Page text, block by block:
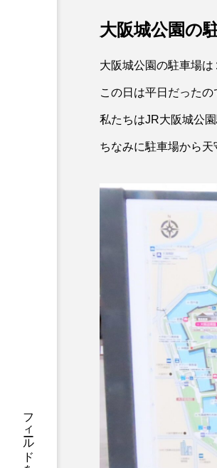
大阪城公園の
大阪城公園の駐車場
この日は平日だったの
私たちはJR大阪城公
ちなみに駐車場から天